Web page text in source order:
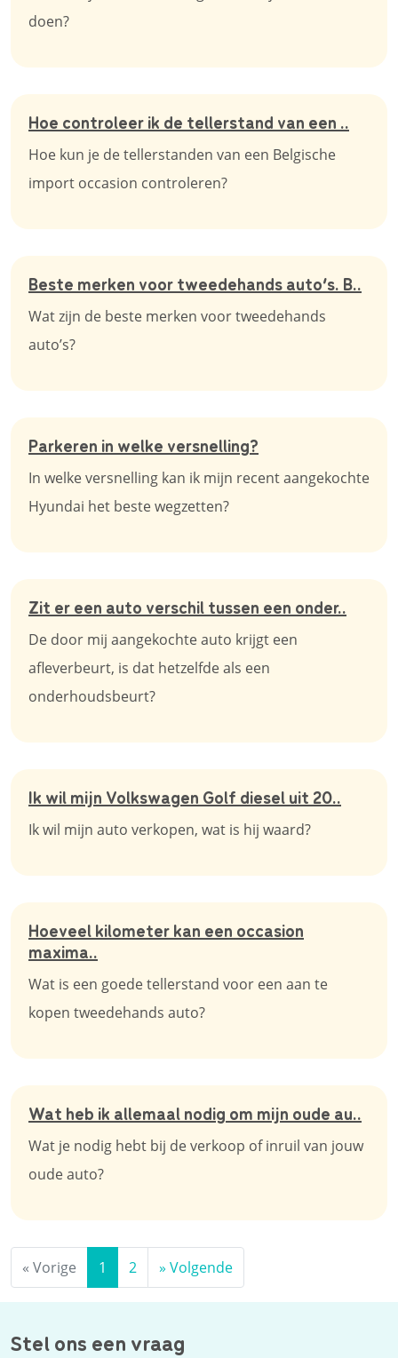
doen?
Hoe controleer ik de tellerstand van een ..
Hoe kun je de tellerstanden van een Belgische
import occasion controleren?
Beste merken voor tweedehands auto’s. B..
Wat zijn de beste merken voor tweedehands
auto’s?
Parkeren in welke versnelling?
In welke versnelling kan ik mijn recent aangekochte
Hyundai het beste wegzetten?
Zit er een auto verschil tussen een onder..
De door mij aangekochte auto krijgt een
afleverbeurt, is dat hetzelfde als een
onderhoudsbeurt?
Ik wil mijn Volkswagen Golf diesel uit 20..
Ik wil mijn auto verkopen, wat is hij waard?
Hoeveel kilometer kan een occasion
maxima..
Wat is een goede tellerstand voor een aan te
kopen tweedehands auto?
Wat heb ik allemaal nodig om mijn oude au..
Wat je nodig hebt bij de verkoop of inruil van jouw
oude auto?
« Vorige 1 2 » Volgende
Stel ons een vraag